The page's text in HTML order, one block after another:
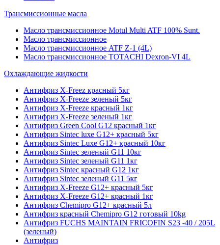
Трансмиссионные масла
Масло трансмиссионное Motul Multi ATF 100% Sunt.
Масло трансмиссионное
Масло трансмиссионное ATF Z-1 (4L)
Масло трансмиссионное TOTACHI Dexron-VI 4L
Охлаждающие жидкости
Антифриз X-Freez красный 5кг
Антифриз X-Freeze зеленый 5кг
Антифриз X-Freeze красный 1кг
Антифриз X-Freeze зеленый 1кг
Антифриз Green Cool G12 красный 1кг
Антифриз Sintec luxe G12+ красный 5кг
Антифриз Sintec Luxe G12+ красный 10кг
Антифриз Sintec зеленый G11 10кг
Антифриз Sintec зеленый G11 1кг
Антифриз Sintec красный G12 1кг
Антифриз Sintec зеленый G11 5кг
Антифриз X-Freeze G12+ красный 5кг
Антифриз X-Freeze G12+ красный 1кг
Антифриз Chemipro G12+ красный 5л
Антифриз красный Chemipro G12 готовый 10kg
Антифриз FUCHS MAINTAIN FRICOFIN S23 -40 / 205L
(зеленый)
Антифриз